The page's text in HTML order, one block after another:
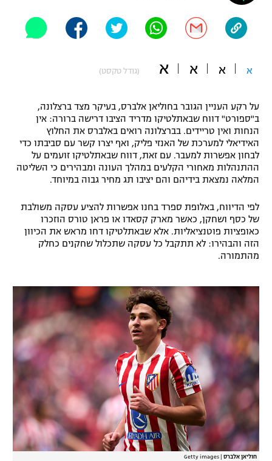
"מחצית בשכונה" – פודקאסט
תקנון עבור פעילות אלקטרה
תקנון עבור פעילות ספורט 1 – "מרלן"
טניס
גיימינג E-Sports
תנאי שימוש
מדיניות פרטיות
תקנון פעילות ספורט 1
רשיון להקרנה פומבית לבית עסק
הצטרפות לחבילת הערוצים
לוח דרושים – ג'ובנט
תגיות
המגזין
אופניים
פוטבול אמריקאי NFL
בייסבול MLB
ספורט אתגרי ואקסטרים
אומנויות לחימה
גיימינג E-Sports
א א א א (גודל טקסט)
על רקע העניין הגובר בחוליאן אלברס, בעיקר מצד ברצלונה,
ב"ספורט" דווח שבאתלטיקו מדריד הציבו דרישה ברורה: אין
הנחות ואין טריידים. בברצלונה רואים באלברס את החלוץ
האידיאלי למערכת של האנזי פליק, ואף יצרו קשר עם סביבתו כדי
לבחון אפשרות למעבר. עם זאת, דווח שבאתלטיקו זועמים על
ההתנהלות מאחורי הקלעים במהלך העונה ומבהירים כי השליטה
המלאה נמצאת בידיהם והם יציבו תג מחיר גבוה במיוחד.
לפי הדיווח, באלופת ספרד בחנו אפשרות להציע עסקה משולבת
של כסף ושחקן, כאשר מארק קסאדו או פראן טורס הוזכרו
כאופציות פוטנציאליות. אלא שבאתלטיקו דחו מראש את הכיוון
הזה והבהירו: לא תתקבל כל עסקה שתכלול שחקנים כחלק
מהתמורה.
חוליאן אלברס Getty images